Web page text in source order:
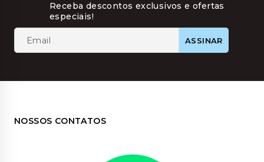
Receba descontos exclusivos e ofertas
especiais!
NOSSOS CONTATOS